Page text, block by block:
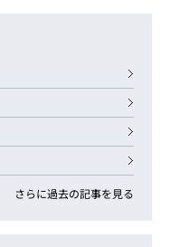
さらに過去の記事を見る